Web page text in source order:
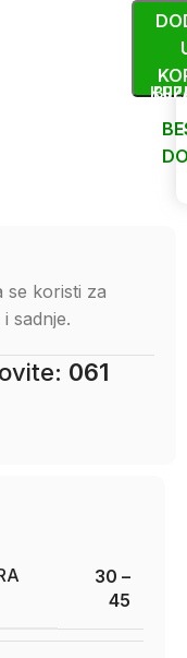
se koristi za
sadnje.
061
30 –
45